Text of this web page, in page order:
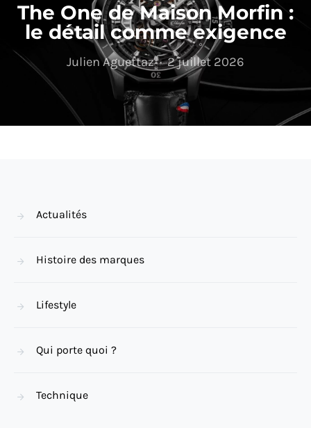
The One de Maison Morfin :
le détail comme exigence
Julien Aguettaz 2 juillet 2026
Actualités
Histoire des marques
Lifestyle
Qui porte quoi ?
Technique